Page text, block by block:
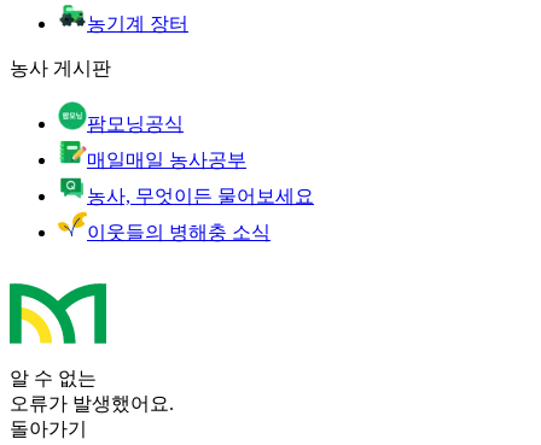
농기계 장터
농사 게시판
팜모닝공식
매일매일 농사공부
농사, 무엇이든 물어보세요
이웃들의 병해충 소식
알 수 없는
오류가 발생했어요.
돌아가기